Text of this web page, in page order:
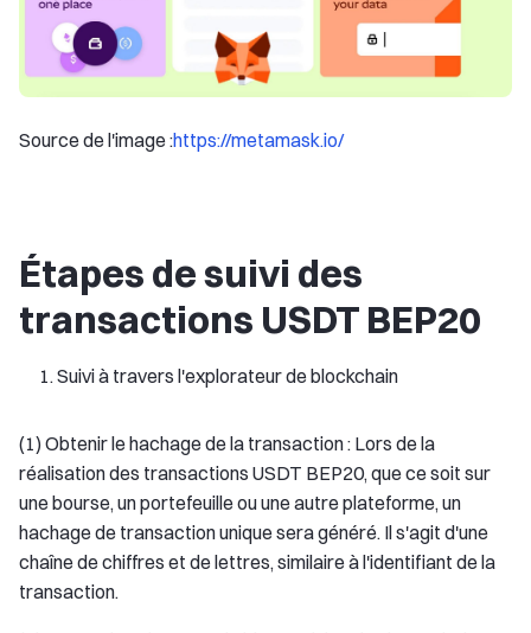
Source de l'image :https://metamask.io/
Étapes de suivi des
transactions USDT BEP20
Suivi à travers l'explorateur de blockchain
(1) Obtenir le hachage de la transaction : Lors de la
réalisation des transactions USDT BEP20, que ce soit sur
une bourse, un portefeuille ou une autre plateforme, un
hachage de transaction unique sera généré. Il s'agit d'une
chaîne de chiffres et de lettres, similaire à l'identifiant de la
transaction.